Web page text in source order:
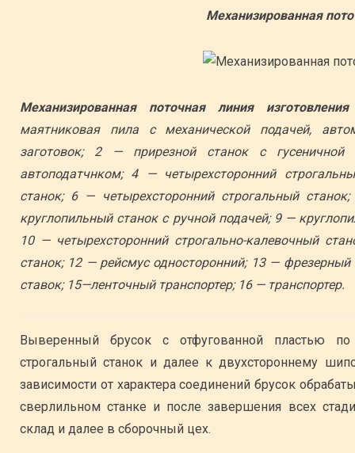
Механизированная
Механизированная поточная линия
маятниковая пила с механической подачей,
заготовок; 2 — прирезной станок с
автоподатчнком; 4 — четырехсторонний
станок; 6 — четырехсторонний строгальный
круглопильный станок с ручной подачей; 9 —
10 — четырехсторонний строгально-калевочный
станок; 12 — рейсмус односторонний; 13 —
ставок; 15—ленточный транспортер; 16 — транспортер.
Выверенный брусок с отфугованной пластью по
строгальный станок и далее к двухстороннему
зависимости от характера соединений брусок
сверлильном станке и после завершения всех
склад и далее в сборочный цех.